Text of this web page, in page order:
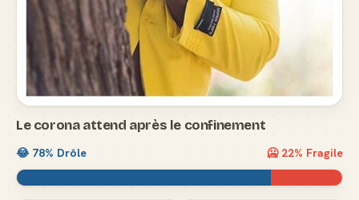
Le corona attend après le confinement
😂 78% Drôle 🥶 22% Fragile